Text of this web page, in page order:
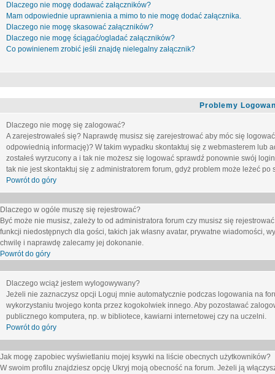
Dlaczego nie mogę dodawać załączników?
Mam odpowiednie uprawnienia a mimo to nie mogę dodać załącznika.
Dlaczego nie mogę skasować załączników?
Dlaczego nie mogę ściągać/ogladać załączników?
Co powinienem zrobić jeśli znajdę nielegalny załącznik?
Problemy
Dlaczego nie mogę się zalogować?
A zarejestrowałeś się? Naprawdę musisz się zarejestrować aby móc się
odpowiednią informację)? W takim wypadku skontaktuj się z webmasterem lub
zostałeś wyrzucony a i tak nie możesz się logować sprawdź ponownie swój
tak nie jest skontaktuj się z administratorem forum, gdyż problem może leżeć po
Powrót do góry
Dlaczego w ogóle muszę się rejestrować?
Być może nie musisz, zależy to od administratora forum czy musisz się
funkcji niedostępnych dla gości, takich jak własny avatar, prywatne wiadomości,
chwilę i naprawdę zalecamy jej dokonanie.
Powrót do góry
Dlaczego wciąż jestem wylogowywany?
Jeżeli nie zaznaczysz opcji Loguj mnie automatycznie podczas logowania na
wykorzystaniu twojego konta przez kogokolwiek innego. Aby pozostawać
publicznego komputera, np. w bibliotece, kawiarni internetowej czy na uczelni.
Powrót do góry
Jak mogę zapobiec wyświetlaniu mojej ksywki na liście obecnych użytkowników?
W swoim profilu znajdziesz opcję Ukryj moją obecność na forum. Jeżeli ją